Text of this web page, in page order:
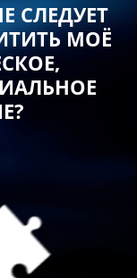
СЛЕДУЕТ
МОЁ